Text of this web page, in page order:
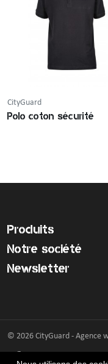
CityGuard
Polo coton sécurité
Produits
Notre société
Newsletter
© 2026 CityGuard - Agence